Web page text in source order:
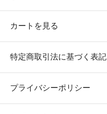
カートを見る
特定商取引法に基づく表記
プライバシーポリシー